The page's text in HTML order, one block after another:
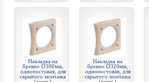
Накладка на
бревно Ø300мм,
однопостовая, для
скрытого монтажа
Накладка на
бревно Ø320мм,
однопостовая, для
скрытого монтажа